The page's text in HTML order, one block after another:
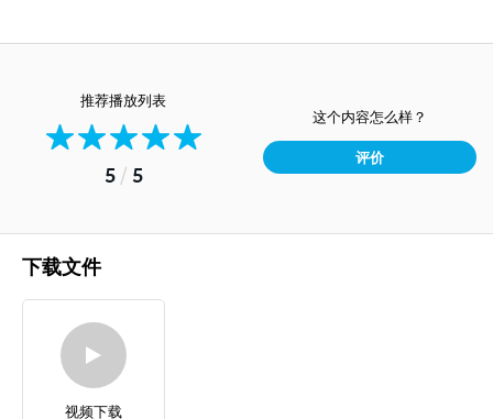
推荐播放列表
5/ 5
这个内容怎么样？
评价
下载文件
视频下载